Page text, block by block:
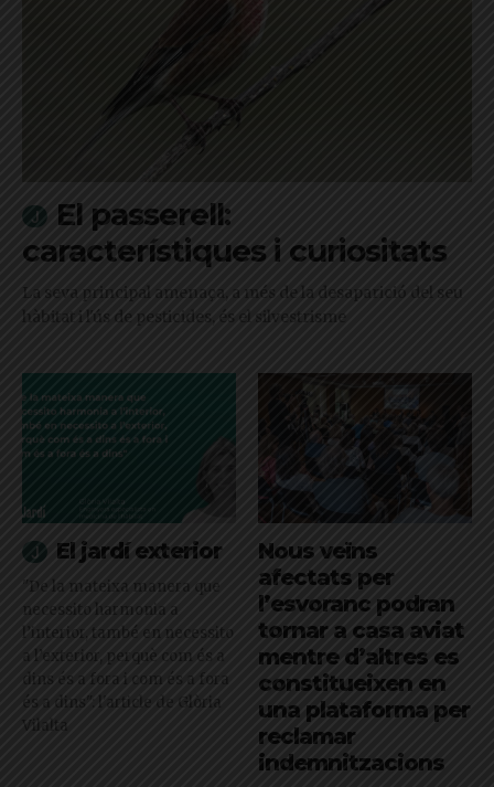
El passerell:
característiques i curiositats
La seva principal amenaça, a més de la desaparició del seu
hàbitat i l'ús de pesticides, és el silvestrisme
El jardí exterior
"De la mateixa manera que
necessito harmonia a
l’interior, també en necessito
a l’exterior, perquè com és a
dins és a fora i com és a fora
és a dins": l'article de Glòria
Vilalta
Nous veïns
afectats per
l’esvoranc podran
tornar a casa aviat
mentre d’altres es
constitueixen en
una plataforma per
reclamar
indemnitzacions